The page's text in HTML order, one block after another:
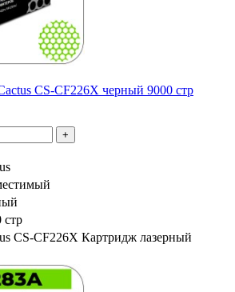
CS-CF226X черный 9000 стр
+
стр
CS-CF226X Картридж лазерный